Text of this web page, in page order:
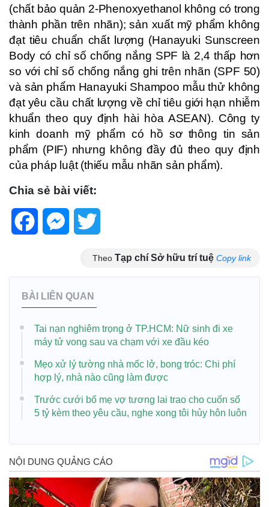
(chất bảo quản 2-Phenoxyethanol không có trong
thành phần trên nhãn); sản xuất mỹ phẩm không
đạt tiêu chuẩn chất lượng (Hanayuki Sunscreen
Body có chỉ số chống nắng SPF là 2,4 thấp hơn
so với chỉ số chống nắng ghi trên nhãn (SPF 50)
và sản phẩm Hanayuki Shampoo mẫu thử không
đạt yêu cầu chất lượng về chỉ tiêu giới hạn nhiễm
khuẩn theo quy định hài hòa ASEAN). Công ty
kinh doanh mỹ phẩm có hồ sơ thông tin sản
phẩm (PIF) nhưng không đầy đủ theo quy định
của pháp luật (thiếu mẫu nhãn sản phẩm).
Chia sẻ bài viết:
FacebookMessenger
Theo Tạp chí Sở hữu trí tuệ Copy link
BÀI LIÊN QUAN
Tai nạn nghiêm trọng ở TP.HCM: Nữ sinh đi xe
máy tử vong sau va chạm với xe đầu kéo
Mẹo xử lý tường nhà mốc lở, bong tróc: Chi phí
hợp lý, nhà nào cũng làm được
Trước cưới bố mẹ vợ tương lai trao cho cuốn sổ
5 tỷ kèm theo yêu cầu, nghe xong tôi hủy hôn luôn